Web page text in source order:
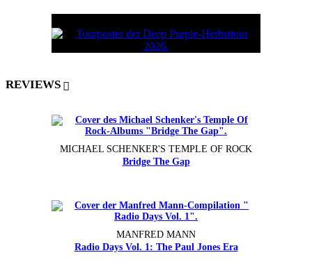
REVIEWS
MICHAEL SCHENKER'S TEMPLE OF ROCK
Bridge The Gap
MANFRED MANN
Radio Days Vol. 1: The Paul Jones Era